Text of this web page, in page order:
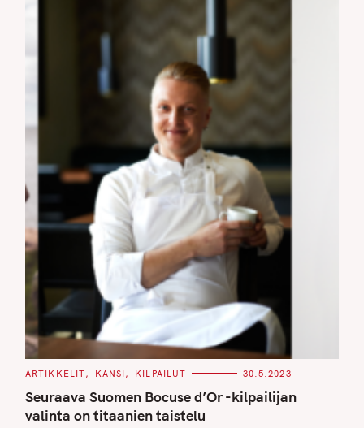
C
T
E
G
O
ARTIKKELIT KANSI KILPAILUT 30.5.2023
Seuraava Suomen Bocuse d’Or -kilpailijan
valinta on titaanien taistelu